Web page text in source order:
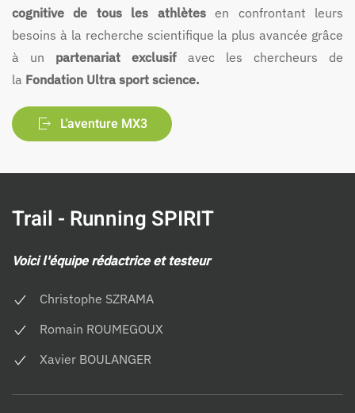
cognitive de tous les athlètesen confrontant leurs
besoins à la recherche scientifique la plus avancée grâce
à un partenariat exclusifavec les chercheurs de
la Fondation Ultra sport science.
L'aventure MX3
Trail - Running SPIRIT
Voici l'équipe rédactrice et testeur
Christophe SZRAMA
Romain ROUMEGOUX
Xavier BOULANGER